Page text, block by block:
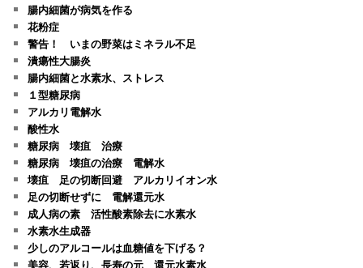
腸内細菌が病気を作る
花粉症
警告！ いまの野菜はミネラル不足
潰瘍性大腸炎
腸内細菌と水素水、ストレス
１型糖尿病
アルカリ電解水
酸性水
糖尿病 壊疽 治療
糖尿病 壊疽の治療 電解水
壊疽 足の切断回避 アルカリイオン水
足の切断せずに 電解還元水
成人病の素 活性酸素除去に水素水
水素水生成器
少しのアルコールは血糖値を下げる？
美容、若返り、長寿の元 還元水素水